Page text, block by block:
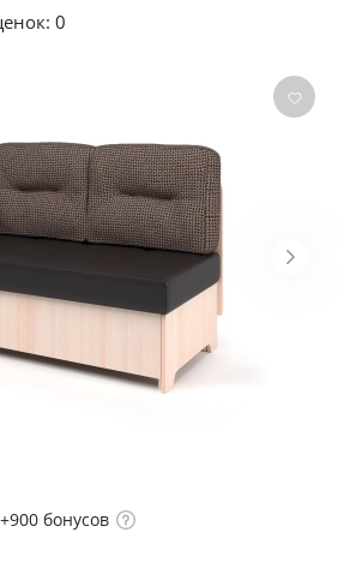
0
бонусов